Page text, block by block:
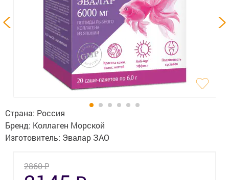
Гигиена
Изделия медицинского назначения
Планирование семьи
Оптика
Ортопедия
Уход за больными
Страна: Россия
Бренд: Коллаген Морской
Изготовитель: Эвалар ЗАО
2860₽